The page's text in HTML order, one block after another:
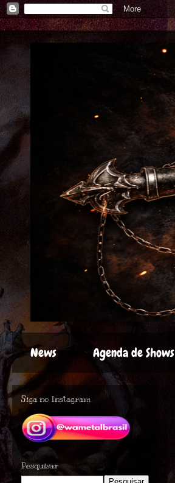
News Agenda de Shows
Siga no Instagram
Pesquisar